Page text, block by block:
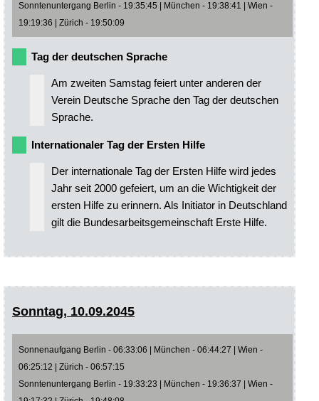
Sonntenuntergang Berlin - 19:35:45 | München - 19:38:41 | Wien -
19:19:36 | Zürich - 19:50:09
Tag der deutschen Sprache
Am zweiten Samstag feiert unter anderen der
Verein Deutsche Sprache den Tag der deutschen
Sprache.
Internationaler Tag der Ersten Hilfe
Der internationale Tag der Ersten Hilfe wird jedes
Jahr seit 2000 gefeiert, um an die Wichtigkeit der
ersten Hilfe zu erinnern. Als Initiator in Deutschland
gilt die Bundesarbeitsgemeinschaft Erste Hilfe.
Sonntag, 10.09.2045
Sonnenaufgang Berlin - 06:33:06 | München - 06:44:27 | Wien -
06:25:12 | Zürich - 06:57:15
Sonntenuntergang Berlin - 19:33:23 | München - 19:36:37 | Wien -